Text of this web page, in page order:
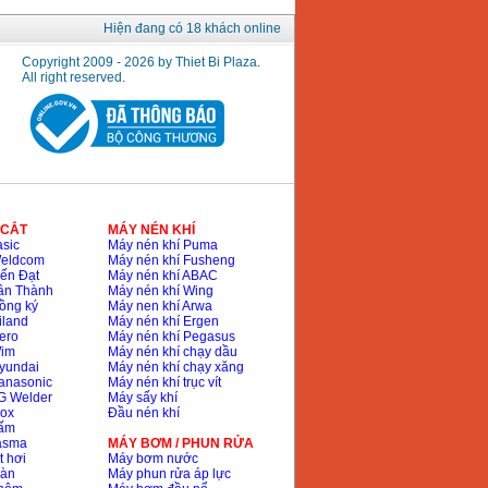
Hiện đang có 18 khách online
Copyright 2009 - 2026 by Thiet Bi Plaza.
All right reserved.
Đạt
Thành
ký
Welder
hơi
MÁY NÉN KHÍ
Máy nén khí Puma
Máy nén khí Fusheng
Máy nén khí ABAC
Máy nén khí Wing
Máy nen khí Arwa
Máy nén khí Ergen
Máy nén khí Pegasus
Máy nén khí chạy dầu
Máy nén khí chạy xăng
Máy nén khí trục vít
Máy sấy khí
Đầu nén khí
MÁY BƠM / PHUN RỬA
Máy bơm nước
Máy phun rửa áp lực